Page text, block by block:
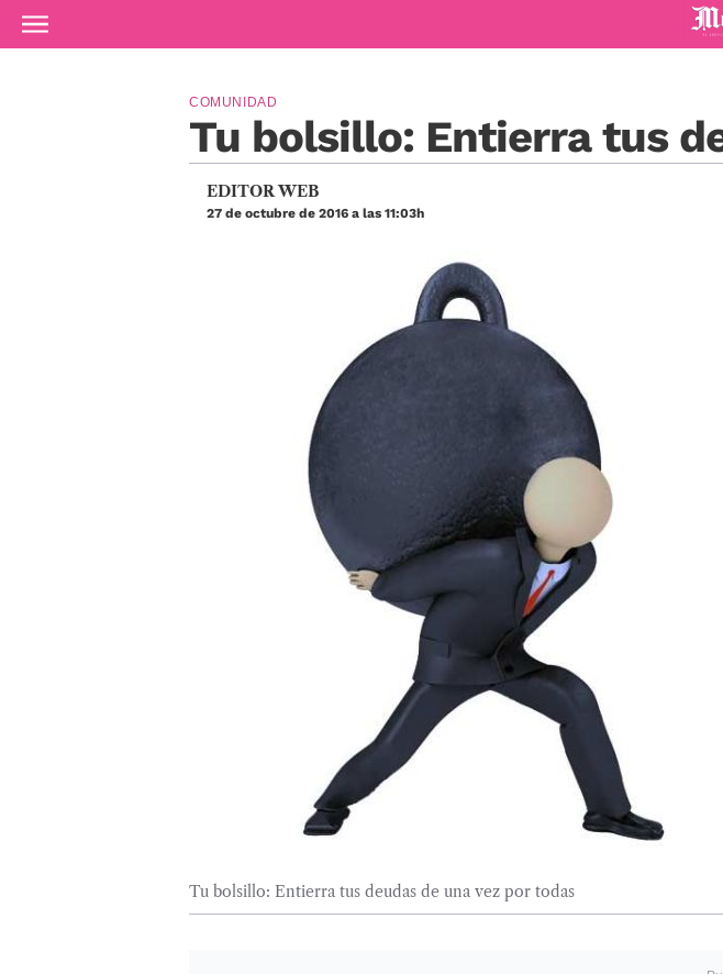
Ir al contenido principal
Diario de
Tu bolsillo: Entierra tus
COMUNIDAD
EDITOR WEB
27 de octubre de 2016 a las 11:03h
Tu bolsillo: Entierra tus deudas de una vez por todas